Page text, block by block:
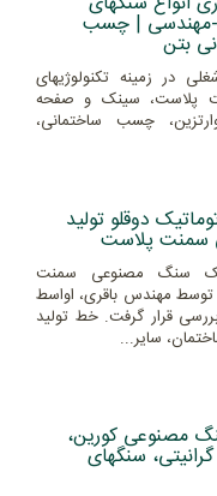
مهندسی | چسب
بتن
در زمینه تکنولوژیهای
پلاست، سینک و صفحه
چسب ساختمانی،
دوقلو تولید
سمنت پلاست
سنگ مصنوعی سمنت
مهندس باقری، اواسط
بررسی قرار گرفت. خط تولید
سایر...
مصنوعی کورین،
سنگهای